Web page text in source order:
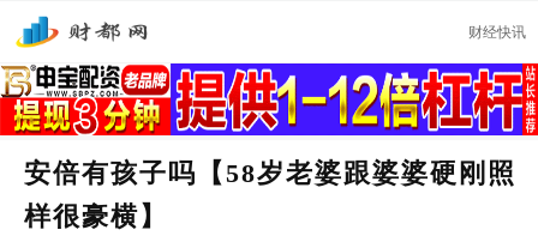
财经快讯
安倍有孩子吗【58岁老婆跟婆婆硬刚照
样很豪横】